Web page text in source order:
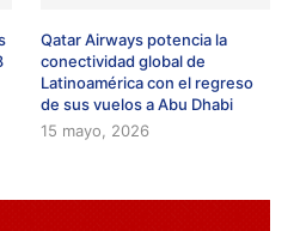
Qatar Airways potencia la
conectividad global de
Latinoamérica con el regreso
de sus vuelos a Abu Dhabi
15 mayo, 2026